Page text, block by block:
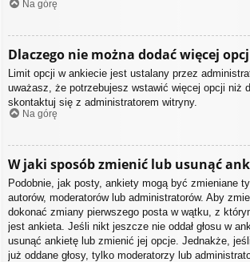
Na górę
Dlaczego nie można dodać więcej
Limit opcji w ankiecie jest ustalany przez
uważasz, że potrzebujesz wstawić więcej opcji niż
skontaktuj się z administratorem witryny.
Na górę
W jaki sposób zmienić lub usunąć
Podobnie, jak posty, ankiety mogą być zmieniane
autorów, moderatorów lub administratorów. Aby
dokonać zmiany pierwszego posta w wątku, z
jest ankieta. Jeśli nikt jeszcze nie oddał głosu w
usunąć ankietę lub zmienić jej opcje. Jednakże,
już oddane głosy, tylko moderatorzy lub